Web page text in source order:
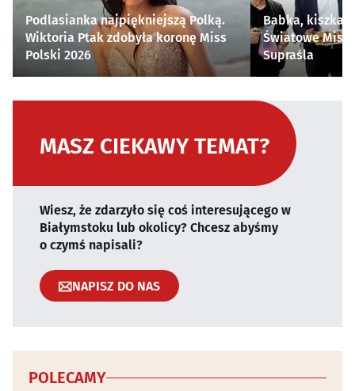
Podlasianka najpiękniejszą Polką.
Wiktoria Ptak zdobyła koronę Miss
Polski 2026
Babka, kiszka i
Światowe
Supraśla
MASZ CIEKAWY TEMAT?
Wiesz, że zdarzyło się coś interesującego w
Białymstoku lub okolicy? Chcesz abyśmy
o czymś napisali?
NAPISZ DO NAS
POLECAMY